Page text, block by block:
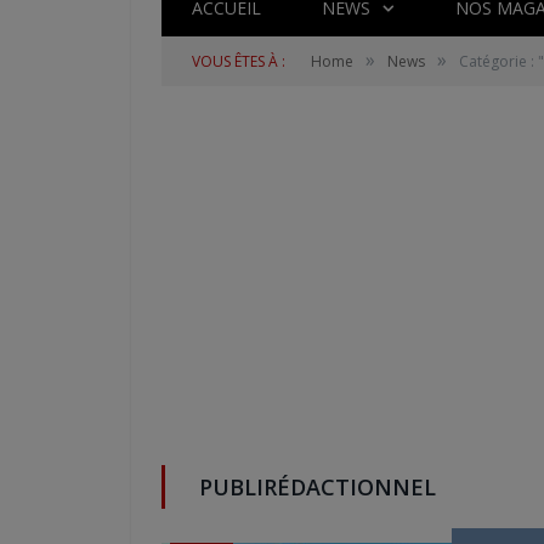
ACCUEIL NEWS NOS
VOUS ÊTES À : Home » News » Catégorie :
PUBLIRÉDACTIONNEL